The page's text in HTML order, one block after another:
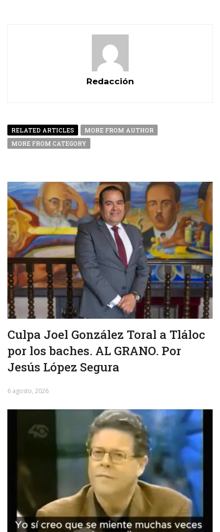
Redacción
RELATED ARTICLES
MORE FROM AUTHOR
MORE FROM CATEGORY
Culpa Joel González Toral a Tláloc
por los baches. AL GRANO. Por
Jesús López Segura
6 agosto, 2026